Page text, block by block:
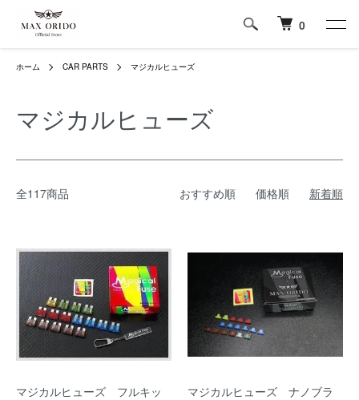
0
ホーム CAR PARTS マジカルヒューズ
マジカルヒューズ
全117商品 おすすめ順 価格順 新着順
マジカルヒューズ フルキッ
マジカルヒューズ ナノブラ